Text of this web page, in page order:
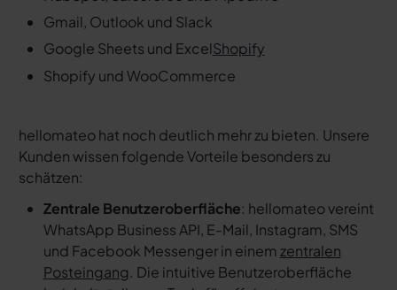
Gmail, Outlook und Slack
Google Sheets und ExcelShopify
Shopify und WooCommerce
hellomateo hat noch deutlich mehr zu bieten. Unsere
Kunden wissen folgende Vorteile besonders zu
schätzen:
Zentrale Benutzeroberfläche: hellomateo vereint
WhatsApp Business API, E-Mail, Instagram, SMS
und Facebook Messenger in einem zentralen
Posteingang. Die intuitive Benutzeroberfläche